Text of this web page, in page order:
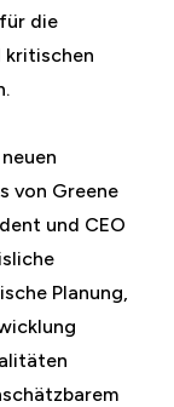
die
kritischen
von Greene
und CEO
Planung,